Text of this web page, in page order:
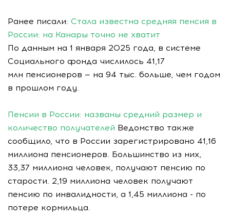
Ранее писали: Стала известна средняя пенсия в
России: на Канары точно не хватит
По данным на 1 января 2025 года, в системе
Социального фонда числилось 41,17
млн пенсионеров — на 94 тыс. больше, чем годом
в прошлом году.
Пенсии в России: названы средний размер и
количество получателей Ведомство также
сообщило, что в России зарегистрировано 41,16
миллиона пенсионеров. Большинство из них,
33,37 миллиона человек, получают пенсию по
старости. 2,19 миллиона человек получают
пенсию по инвалидности, а 1,45 миллиона - по
потере кормильца.